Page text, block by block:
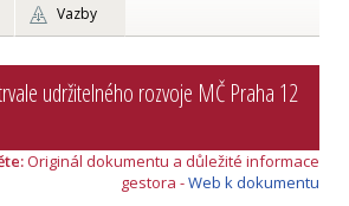
Vazby
udržitelného rozvoje MČ Praha 12
Originál dokumentu a důležité informace
gestora -Web k dokumentu